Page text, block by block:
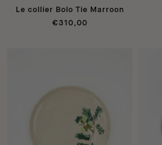
Le collier Bolo Tie Marroon
€310,00